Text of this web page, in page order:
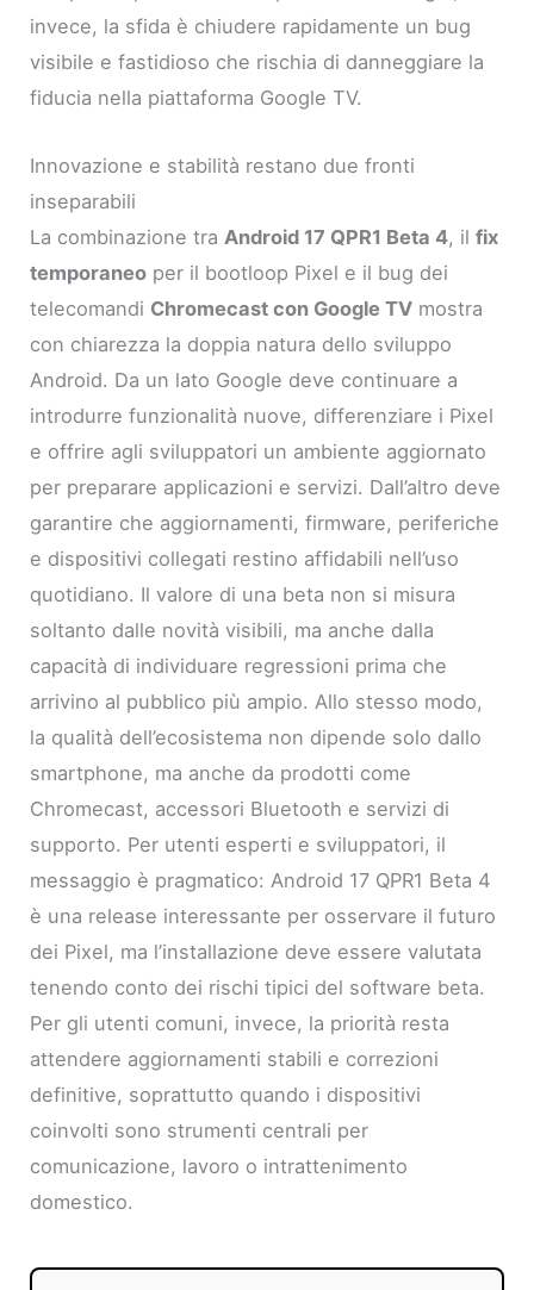
invece, la sfida è chiudere rapidamente un bug
visibile e fastidioso che rischia di danneggiare la
fiducia nella piattaforma Google TV.
Innovazione e stabilità restano due fronti
inseparabili
La combinazione tra Android 17 QPR1 Beta 4, ilfix
temporaneo per il bootloop Pixel e il bug dei
telecomandi Chromecast con Google TV mostra
con chiarezza la doppia natura dello sviluppo
Android. Da un lato Google deve continuare a
introdurre funzionalità nuove, differenziare i Pixel
e offrire agli sviluppatori un ambiente aggiornato
per preparare applicazioni e servizi. Dall’altro deve
garantire che aggiornamenti, firmware, periferiche
e dispositivi collegati restino affidabili nell’uso
quotidiano. Il valore di una beta non si misura
soltanto dalle novità visibili, ma anche dalla
capacità di individuare regressioni prima che
arrivino al pubblico più ampio. Allo stesso modo,
la qualità dell’ecosistema non dipende solo dallo
smartphone, ma anche da prodotti come
Chromecast, accessori Bluetooth e servizi di
supporto. Per utenti esperti e sviluppatori, il
messaggio è pragmatico: Android 17 QPR1 Beta 4
è una release interessante per osservare il futuro
dei Pixel, ma l’installazione deve essere valutata
tenendo conto dei rischi tipici del software beta.
Per gli utenti comuni, invece, la priorità resta
attendere aggiornamenti stabili e correzioni
definitive, soprattutto quando i dispositivi
coinvolti sono strumenti centrali per
comunicazione, lavoro o intrattenimento
domestico.